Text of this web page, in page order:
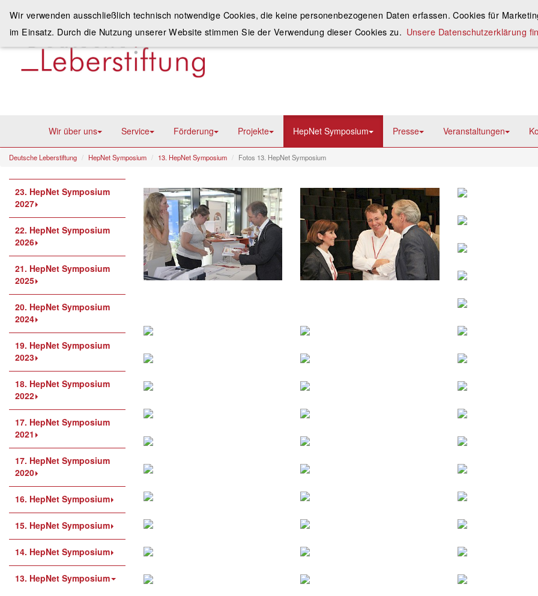
Wir über uns Service Förderung Projekte HepNet Symposium Presse Veranstaltungen
Deutsche Leberstiftung HepNet Symposium 13. HepNet Symposium Fotos 13. HepNet Symposium
23. HepNet Symposium
2027
22. HepNet Symposium
2026
21. HepNet Symposium
2025
20. HepNet Symposium
2024
19. HepNet Symposium
2023
18. HepNet Symposium
2022
17. HepNet Symposium
2021
17. HepNet Symposium
2020
16. HepNet Symposium
15. HepNet Symposium
14. HepNet Symposium
13. HepNet Symposium
Wir verwenden ausschließlich technisch notwendige Cookies, die keine personenbezogenen Daten erfassen. Cookies für
im Einsatz. Durch die Nutzung unserer Website stimmen Sie der Verwendung dieser Cookies zu. Unsere Datenschutzerklärung